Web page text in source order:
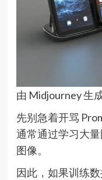
由 Midjourney 生
先别急着开骂
通常通过学习大
图像。
因此，如果训练